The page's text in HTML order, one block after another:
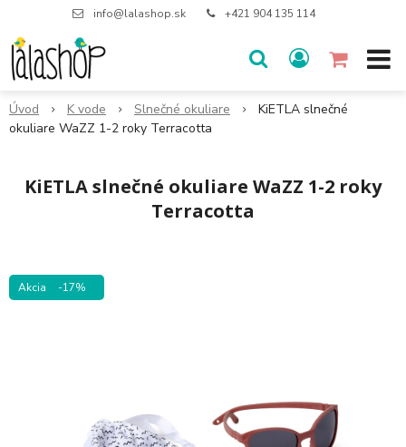
info@lalashop.sk +421 904 135 114
Úvod K vode Slnečné okuliare
KiETLA slnečné
okuliare WaZZ 1-2 roky Terracotta
KiETLA slnečné okuliare WaZZ 1-2 roky
Terracotta
Akcia -17%